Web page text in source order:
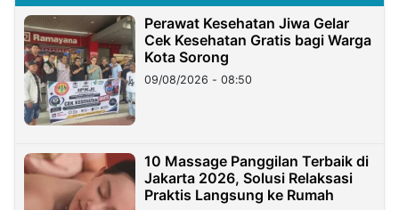
Perawat Kesehatan Jiwa Gelar
Cek Kesehatan Gratis bagi Warga
Kota Sorong
09/08/2026 - 08:50
10 Massage Panggilan Terbaik di
Jakarta 2026, Solusi Relaksasi
Praktis Langsung ke Rumah